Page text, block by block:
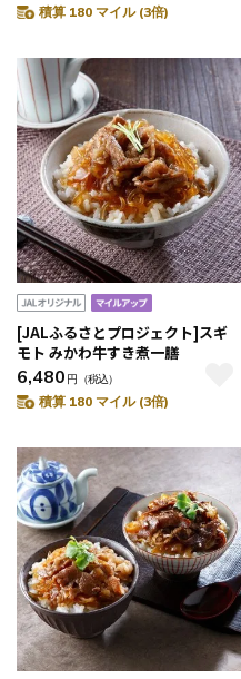
積算 180 マイル (3倍)
[JALふるさとプロジェクト]スギ
モト みかわ牛すき煮一膳
6,480 円 （税込）
積算 180 マイル (3倍)